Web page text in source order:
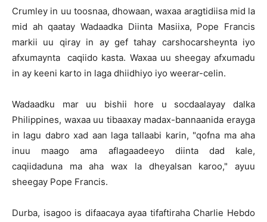
Crumley in uu toosnaa, dhowaan, waxaa aragtidiisa mid la
mid ah qaatay Wadaadka Diinta Masiixa, Pope Francis
markii uu qiray in ay gef tahay carshocarsheynta iyo
afxumaynta caqiido kasta. Waxaa uu sheegay afxumadu
in ay keeni karto in laga dhiidhiyo iyo weerar-celin.
Wadaadku mar uu bishii hore u socdaalayay dalka
Philippines, waxaa uu tibaaxay madax-bannaanida erayga
in lagu dabro xad aan laga tallaabi karin, "qofna ma aha
inuu maago ama aflagaadeeyo diinta dad kale,
caqiidaduna ma aha wax la dheyalsan karoo," ayuu
sheegay Pope Francis.
Durba, isagoo is difaacaya ayaa tifaftiraha Charlie Hebdo